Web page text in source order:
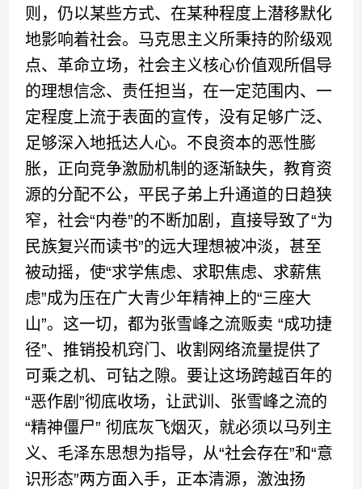
则，仍以某些方式、在某种程度上潜移默化
地影响着社会。马克思主义所秉持的阶级观
点、革命立场，社会主义核心价值观所倡导
的理想信念、责任担当，在一定范围内、一
定程度上流于表面的宣传，没有足够广泛、
足够深入地抵达人心。不良资本的恶性膨
胀，正向竞争激励机制的逐渐缺失，教育资
源的分配不公，平民子弟上升通道的日趋狭
窄，社会“内卷”的不断加剧，直接导致了“为
民族复兴而读书”的远大理想被冲淡，甚至
被动摇，使“求学焦虑、求职焦虑、求薪焦
虑”成为压在广大青少年精神上的“三座大
山”。这一切，都为张雪峰之流贩卖 “成功捷
径”、推销投机窍门、收割网络流量提供了
可乘之机、可钻之隙。要让这场跨越百年的
“恶作剧”彻底收场，让武训、张雪峰之流的
“精神僵尸” 彻底灰飞烟灭，就必须以马列主
义、毛泽东思想为指导，从“社会存在”和“意
识形态”两方面入手，正本清源，激浊扬